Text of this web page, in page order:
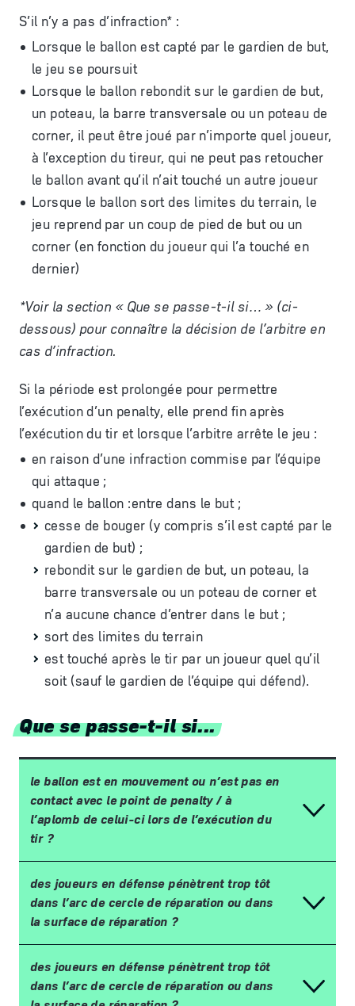
S’il n’y a pas d’infraction* :
Lorsque le ballon est capté par le gardien de but,
le jeu se poursuit
Lorsque le ballon rebondit sur le gardien de but,
un poteau, la barre transversale ou un poteau de
corner, il peut être joué par n’importe quel joueur,
à l’exception du tireur, qui ne peut pas retoucher
le ballon avant qu’il n’ait touché un autre joueur
Lorsque le ballon sort des limites du terrain, le
jeu reprend par un coup de pied de but ou un
corner (en fonction du joueur qui l’a touché en
dernier)
*Voir la section « Que se passe-t-il si… » (ci-
dessous) pour connaître la décision de l’arbitre en
cas d’infraction.
Si la période est prolongée pour permettre
l’exécution d’un penalty, elle prend fin après
l’exécution du tir et lorsque l’arbitre arrête le jeu :
en raison d’une infraction commise par l’équipe
qui attaque ;
quand le ballon :entre dans le but ;
cesse de bouger (y compris s’il est capté par le
gardien de but) ;
rebondit sur le gardien de but, un poteau, la
barre transversale ou un poteau de corner et
n’a aucune chance d’entrer dans le but ;
sort des limites du terrain
est touché après le tir par un joueur quel qu’il
soit (sauf le gardien de l’équipe qui défend).
Que se passe-t-il si...
le ballon est en mouvement ou n’est pas en
contact avec le point de penalty /à
l’aplomb de celui-ci lors de l’exécution du
tir ?
des joueurs en défense pénètrent trop tôt
dans l’arc de cercle de réparation ou dans
la surface de réparation ?
des joueurs en défense pénètrent trop tôt
dans l’arc de cercle de réparation ou dans